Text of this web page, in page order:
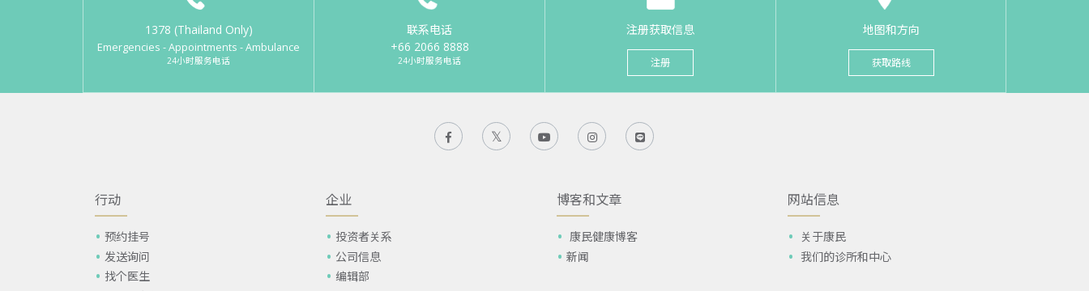
1378 (Thailand Only)
Emergencies - Appointments - Ambulance
24小时服务电话
联系电话
+66 2066 8888
24小时服务电话
注册获取信息
注册
地图和方向
获取路线
行动
预约挂号
发送询问
找个医生
企业
投资者关系
公司信息
编辑部
博客和文章
康民健康博客
新闻
网站信息
关于康民
我们的诊所和中心